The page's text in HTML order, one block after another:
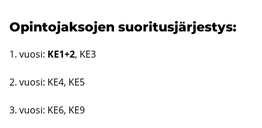
Opin­to­jak­so­jen suo­ri­tus­jär­jes­tys:
1. vuosi: KE1+2, KE3
2. vuosi: KE4, KE5
3. vuosi: KE6, KE9